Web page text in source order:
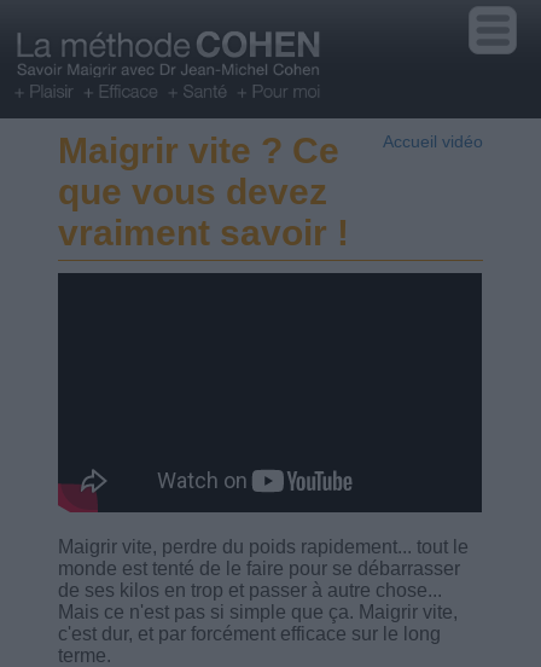
Accueil vidéo
Maigrir vite ? Ce
que vous devez
vraiment savoir !
Maigrir vite, perdre du poids rapidement... tout le
monde est tenté de le faire pour se débarrasser
de ses kilos en trop et passer à autre chose...
Mais ce n'est pas si simple que ça. Maigrir vite,
c'est dur, et par forcément efficace sur le long
terme.